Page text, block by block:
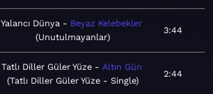
Yalancı Dünya
Beyaz Kelebekler
Unutulmayanlar
3:44
Tatlı Diller Güler Yüze
Altın Gün
Tatlı Diller Güler Yüze - Single
2:44